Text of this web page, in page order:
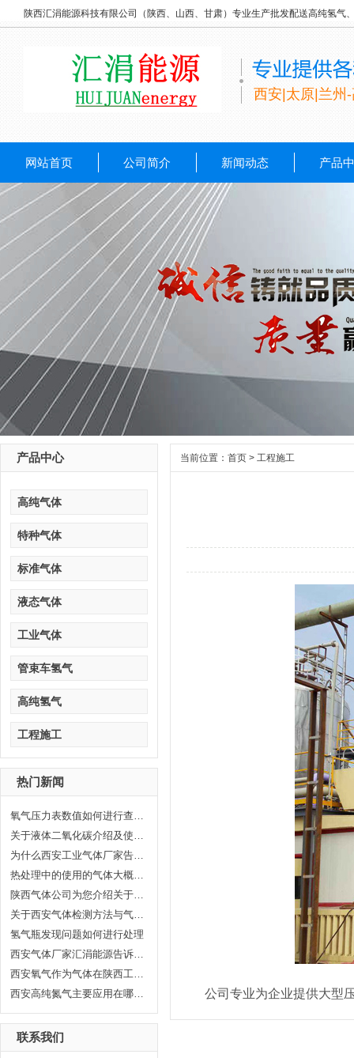
陕西汇涓能源科技有限公司（陕西、山西、甘肃）专业生产批发配送高纯氢
西安|太原|兰州
网站首页 公司简介 新闻动态 产品
产品中心
高纯气体
特种气体
标准气体
液态气体
工业气体
管束车氢气
高纯氢气
工程施工
热门新闻
氧气压力表数值如何进行查看，汇...
关于液体二氧化碳介绍及使用范围...
为什么西安工业气体厂家告诉你氦...
热处理中的使用的气体大概分哪几...
陕西气体公司为您介绍关于陕西乙...
关于西安气体检测方法与气体检测...
氢气瓶发现问题如何进行处理
西安气体厂家汇涓能源告诉你液化...
西安氧气作为气体在陕西工业生产...
西安高纯氮气主要应用在哪些方面...
联系我们
当前位置： 首页 > 工程施工
公司专业为企业提供大型